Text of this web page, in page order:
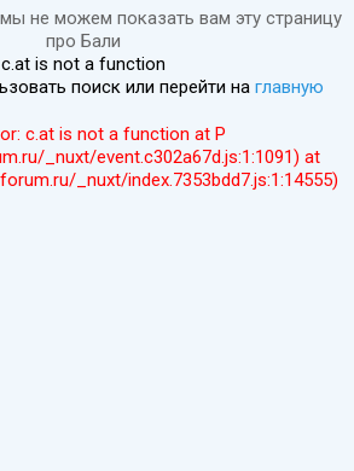
не можем показать вам эту страницу
про Бали
c.at is not a function
поиск или перейти на главную
c.at is not a function at P
_nuxt/event.c302a67d.js:1:1091) at
_nuxt/index.7353bdd7.js:1:14555)